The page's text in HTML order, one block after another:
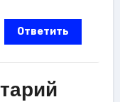
Ответить